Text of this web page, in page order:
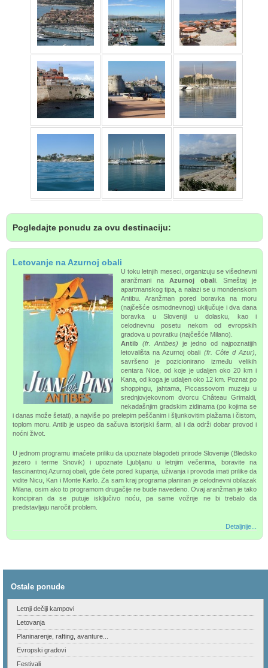
Pogledajte ponudu za ovu destinaciju:
Letovanje na Azurnoj obali
U toku letnjih meseci, organizuju se višednevni
aranžmani naAzurnoj obali. Smeštaj je
apartmanskog tipa, a nalazi se u mondenskom
Antibu. Aranžman pored boravka na moru
(najčešće osmodnevnog) ukiljučuje i dva dana
boravka u Sloveniji u dolasku, kao i
celodnevnu posetu nekom od evropskih
gradova u povratku (najčešće Milano).
Antib (fr. Antibes) je jedno od najpoznatijih
letovališta na Azurnoj obali (fr. Côte d Azur)
savršeno je pozicionirano između velikih
centara Nice, od koje je udaljen oko 20 km i
Kana, od koga je udaljen oko 12 km. Poznat po
shoppingu, jahtama, Piccassovom muzeju u
srednjovjekovnom dvorcu Château Grimaldi,
nekadašnjim gradskim zidinama (po kojima se
i danas može šetati), a najviše po prelepim peščanim i šljunkovitim plažama i čistom,
toplom moru. Antib je uspeo da sačuva istorijski šarm, ali i da održi dobar provod i
noćni život.
U jednom programu imaćete priliku da upoznate blagodeti prirode Slovenije (Bledsko
jezero i terme Snovik) i upoznate Ljubljanu u letnjim večerima, boravite na
fascinantnoj Azurnoj obali, gde ćete pored kupanja, uživanja i provoda imati prilike da
vidite Nicu, Kan i Monte Karlo. Za sam kraj programa planiran je celodnevni obilazak
Milana, osim ako to programom drugačije ne bude navedeno. Ovaj aranžman je tako
koncipiran da se putuje isključivo noću, pa same vožnje ne bi trebalo da
predstavljaju naročit problem.
Detaljnije...
Ostale ponude
Letnji dečiji kampovi
Letovanja
Planinarenje, rafting, avanture...
Evropski gradovi
Festivali